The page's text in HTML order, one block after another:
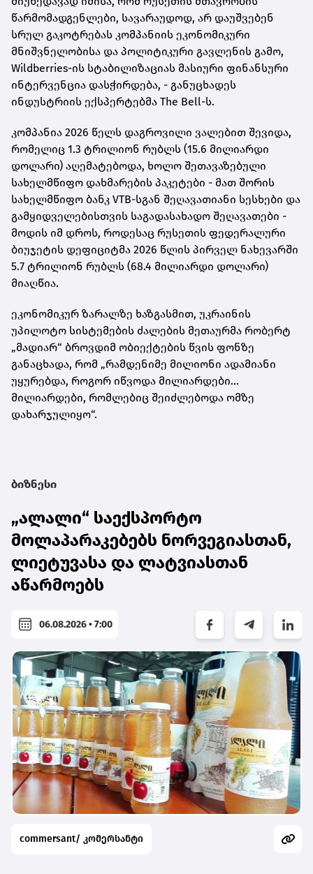
წარმომადგენლები, სავარაუდოდ, არ დაუშვებენ
სრულ გაკოტრებას კომპანიის ეკონომიკური
მნიშვნელობისა და პოლიტიკური გავლენის გამო,
Wildberries-ის სტაბილიზაციას მასიური ფინანსური
ინტერვენცია დასჭირდება, - განუცხადეს
ინდუსტრიის ექსპერტებმა The Bell-ს.
კომპანია 2026 წელს დაგროვილი ვალებით შევიდა,
რომელიც 1.3 ტრილიონ რუბლს (15.6 მილიარდი
დოლარი) აღემატებოდა, ხოლო შეთავაზებული
სახელმწიფო დახმარების პაკეტები - მათ შორის
სახელმწიფო ბანკ VTB-სგან შეღავათიანი სესხები და
გამყიდველებისთვის საგადასახადო შეღავათები -
მოდის იმ დროს, როდესაც რუსეთის ფედერალური
ბიუჯეტის დეფიციტმა 2026 წლის პირველ ნახევარში
5.7 ტრილიონ რუბლს (68.4 მილიარდი დოლარი)
მიაღწია.
ეკონომიკურ ზარალზე ხაზგასმით, უკრაინის
უპილოტო სისტემების ძალების მეთაურმა რობერტ
„მადიარ“ ბროვდიმ ობიექტების წვის ფონზე
განაცხადა, რომ „რამდენიმე მილიონი ადამიანი
უყურებდა, როგორ იწვოდა მილიარდები...
მილიარდები, რომლებიც შეიძლებოდა ომზე
დახარჯულიყო“.
ბიზნესი
„ალალი“ საექსპორტო
მოლაპარაკებებს ნორვეგიასთან,
ლიეტუვასა და ლატვიასთან
აწარმოებს
06.08.2026 • 7:00
commersant/ კომერსანტი